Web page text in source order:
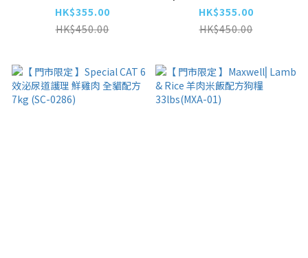
7kg (GEM-7264)
HK$355.00
HK$450.00
機能鮮火雞肉+雞肉 全
貓配方 7kg (SC-0262)
HK$355.00
HK$450.00